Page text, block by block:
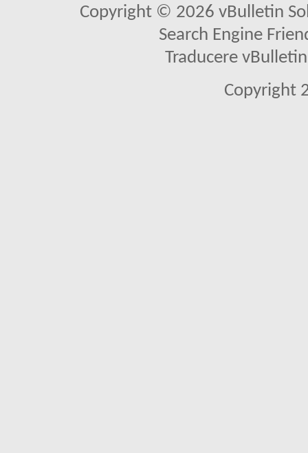
Copyright © 2026 vBulletin
Search Engine
Traducere
Copyright